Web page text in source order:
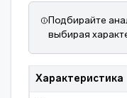
Подбирайте
выбирая
Характеристика